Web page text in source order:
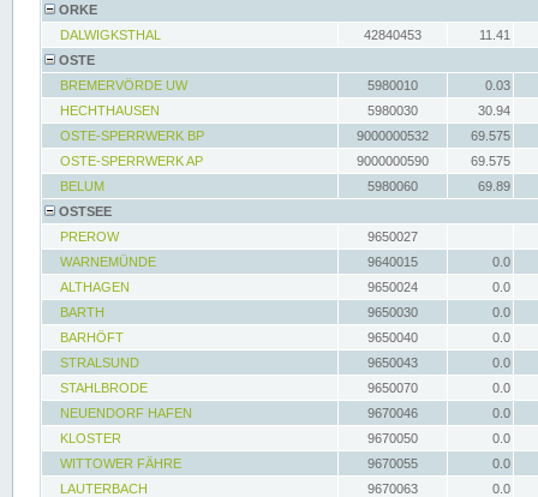
ORKE
DALWIGKSTHAL
42840453
11.41
OSTE
BREMERVÖRDE UW
5980010
0.03
HECHTHAUSEN
5980030
30.94
OSTE-SPERRWERK BP
9000000532
69.575
OSTE-SPERRWERK AP
9000000590
69.575
BELUM
5980060
69.89
OSTSEE
PREROW
9650027
WARNEMÜNDE
9640015
0.0
ALTHAGEN
9650024
0.0
BARTH
9650030
0.0
BARHÖFT
9650040
0.0
STRALSUND
9650043
0.0
STAHLBRODE
9650070
0.0
NEUENDORF HAFEN
9670046
0.0
KLOSTER
9670050
0.0
WITTOWER FÄHRE
9670055
0.0
LAUTERBACH
9670063
0.0